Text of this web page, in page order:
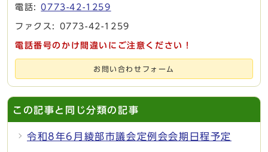
電話:0773-42-1259
ファクス: 0773-42-1259
電話番号のかけ間違いにご注意ください！
お問い合わせフォーム
この記事と同じ分類の記事
令和8年6月綾部市議会定例会会期日程予定